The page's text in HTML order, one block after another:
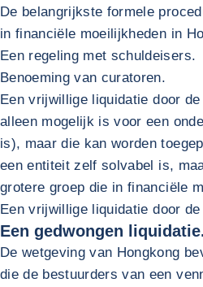
De belangrijkste formele
in financiële moeilijkheden in
Een regeling met schuldeisers.
Benoeming van curatoren.
Een vrijwillige liquidatie door
alleen mogelijk is voor een
is), maar die kan worden
een entiteit zelf solvabel is,
grotere groep die in financiële
Een vrijwillige liquidatie door
Een gedwongen
De wetgeving van Hongkong
die de bestuurders van een